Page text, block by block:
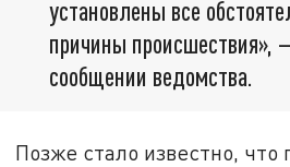
установлены все
причины происшествия»,
сообщении ведомства.
Позже стало известно, что